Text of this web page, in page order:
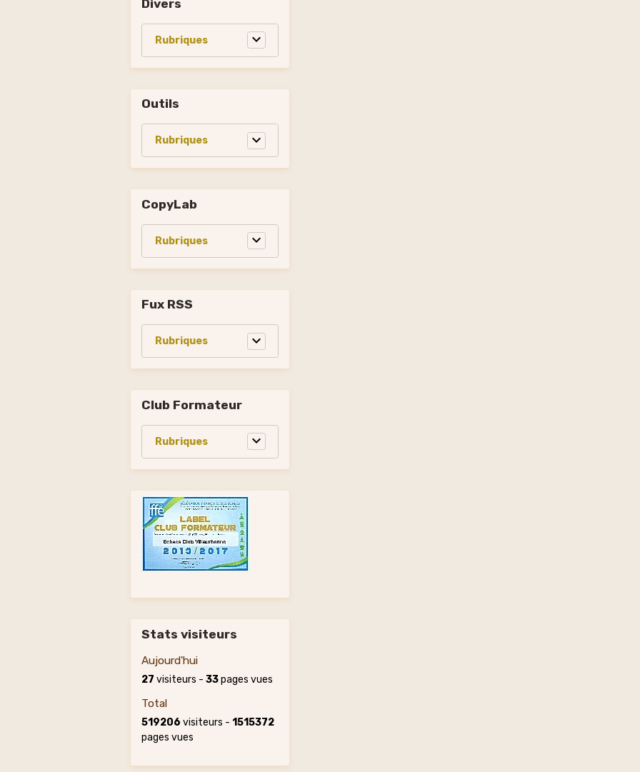
Divers
Outils
CopyLab
Fux RSS
Club Formateur
Stats visiteurs
Aujourd'hui
27 visiteurs - 33pages vues
Total
519206 visiteurs - 1515372
pages vues